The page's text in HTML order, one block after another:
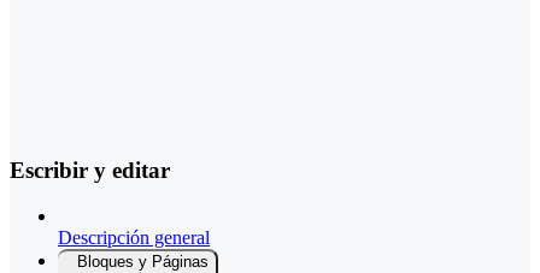
Escribir y editar
Descripción general
Bloques y Páginas